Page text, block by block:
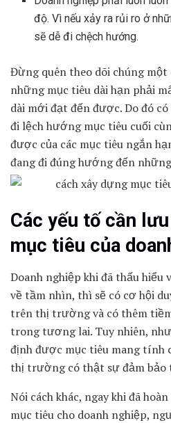
độ. Vì nếu xảy ra rủi ro ở
sẽ dễ đi chệch hướng.
Đừng quên theo dõi chúng một
những mục tiêu dài hạn phải
dài mới đạt đến được. Do đó
đi lệch hướng mục tiêu cuối
được của các mục tiêu ngắn
đang đi đúng hướng đến
Các yếu tố cần
mục tiêu của
Doanh nghiệp khi đã thấu hiểu
về tầm nhìn, thì sẽ có cơ hội
trên thị trường và có thêm
trong tương lai. Tuy nhiên,
định được mục tiêu mang tính
thị trường có thật sự đảm bảo
Nói cách khác, ngay khi đã
mục tiêu cho doanh nghiệp,